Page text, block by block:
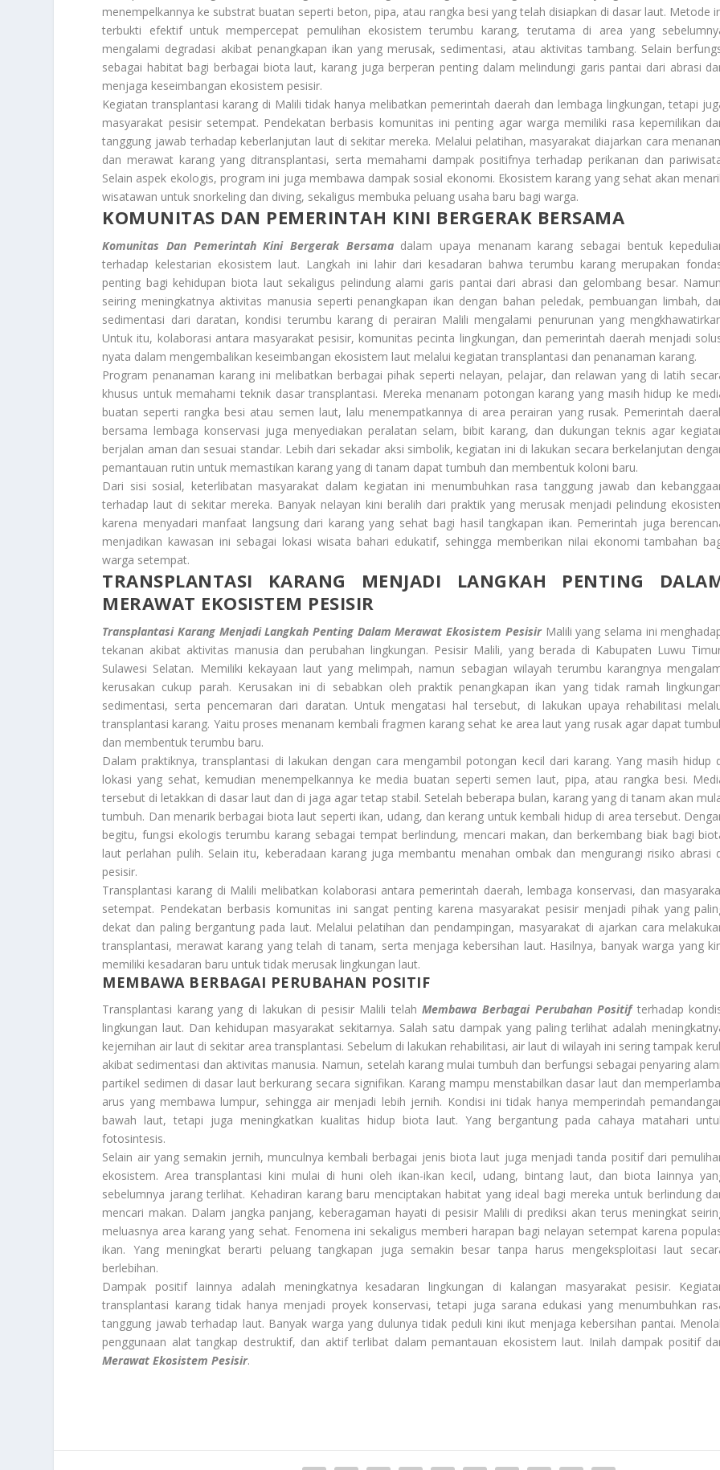
menempelkannya ke substrat buatan seperti beton, pipa, atau rangka besi yang telah disiapkan di dasar laut. Metode
terbukti efektif untuk mempercepat pemulihan ekosistem terumbu karang, terutama di area yang
mengalami degradasi akibat penangkapan ikan yang merusak, sedimentasi, atau aktivitas tambang. Selain
sebagai habitat bagi berbagai biota laut, karang juga berperan penting dalam melindungi garis pantai dari abrasi
menjaga keseimbangan ekosistem pesisir.
Kegiatan transplantasi karang di Malili tidak hanya melibatkan pemerintah daerah dan lembaga lingkungan, tetapi
masyarakat pesisir setempat. Pendekatan berbasis komunitas ini penting agar warga memiliki rasa kepemilikan
tanggung jawab terhadap keberlanjutan laut di sekitar mereka. Melalui pelatihan, masyarakat diajarkan cara
dan merawat karang yang ditransplantasi, serta memahami dampak positifnya terhadap perikanan dan
Selain aspek ekologis, program ini juga membawa dampak sosial ekonomi. Ekosistem karang yang sehat akan
wisatawan untuk snorkeling dan diving, sekaligus membuka peluang usaha baru bagi warga.
KOMUNITAS DAN PEMERINTAH KINI BERGERAK BERSAMA
Komunitas Dan Pemerintah Kini Bergerak Bersamadalam upaya menanam karang sebagai bentuk
terhadap kelestarian ekosistem laut. Langkah ini lahir dari kesadaran bahwa terumbu karang merupakan
penting bagi kehidupan biota laut sekaligus pelindung alami garis pantai dari abrasi dan gelombang besar.
seiring meningkatnya aktivitas manusia seperti penangkapan ikan dengan bahan peledak, pembuangan limbah,
sedimentasi dari daratan, kondisi terumbu karang di perairan Malili mengalami penurunan yang
Untuk itu, kolaborasi antara masyarakat pesisir, komunitas pecinta lingkungan, dan pemerintah daerah menjadi
nyata dalam mengembalikan keseimbangan ekosistem laut melalui kegiatan transplantasi dan penanaman karang.
Program penanaman karang ini melibatkan berbagai pihak seperti nelayan, pelajar, dan relawan yang di latih
khusus untuk memahami teknik dasar transplantasi. Mereka menanam potongan karang yang masih hidup ke
buatan seperti rangka besi atau semen laut, lalu menempatkannya di area perairan yang rusak. Pemerintah
bersama lembaga konservasi juga menyediakan peralatan selam, bibit karang, dan dukungan teknis agar
berjalan aman dan sesuai standar. Lebih dari sekadar aksi simbolik, kegiatan ini di lakukan secara berkelanjutan
pemantauan rutin untuk memastikan karang yang di tanam dapat tumbuh dan membentuk koloni baru.
Dari sisi sosial, keterlibatan masyarakat dalam kegiatan ini menumbuhkan rasa tanggung jawab dan
terhadap laut di sekitar mereka. Banyak nelayan kini beralih dari praktik yang merusak menjadi pelindung
karena menyadari manfaat langsung dari karang yang sehat bagi hasil tangkapan ikan. Pemerintah juga
menjadikan kawasan ini sebagai lokasi wisata bahari edukatif, sehingga memberikan nilai ekonomi tambahan
warga setempat.
TRANSPLANTASI KARANG MENJADI LANGKAH PENTING
MERAWAT EKOSISTEM PESISIR
Transplantasi Karang Menjadi Langkah Penting Dalam Merawat Ekosistem PesisirMalili yang selama ini
tekanan akibat aktivitas manusia dan perubahan lingkungan. Pesisir Malili, yang berada di Kabupaten Luwu
Sulawesi Selatan. Memiliki kekayaan laut yang melimpah, namun sebagian wilayah terumbu karangnya
kerusakan cukup parah. Kerusakan ini di sebabkan oleh praktik penangkapan ikan yang tidak ramah
sedimentasi, serta pencemaran dari daratan. Untuk mengatasi hal tersebut, di lakukan upaya rehabilitasi
transplantasi karang. Yaitu proses menanam kembali fragmen karang sehat ke area laut yang rusak agar dapat
dan membentuk terumbu baru.
Dalam praktiknya, transplantasi di lakukan dengan cara mengambil potongan kecil dari karang. Yang masih hidup
lokasi yang sehat, kemudian menempelkannya ke media buatan seperti semen laut, pipa, atau rangka besi.
tersebut di letakkan di dasar laut dan di jaga agar tetap stabil. Setelah beberapa bulan, karang yang di tanam akan
tumbuh. Dan menarik berbagai biota laut seperti ikan, udang, dan kerang untuk kembali hidup di area tersebut.
begitu, fungsi ekologis terumbu karang sebagai tempat berlindung, mencari makan, dan berkembang biak bagi
laut perlahan pulih. Selain itu, keberadaan karang juga membantu menahan ombak dan mengurangi risiko abrasi
pesisir.
Transplantasi karang di Malili melibatkan kolaborasi antara pemerintah daerah, lembaga konservasi, dan
setempat. Pendekatan berbasis komunitas ini sangat penting karena masyarakat pesisir menjadi pihak yang
dekat dan paling bergantung pada laut. Melalui pelatihan dan pendampingan, masyarakat di ajarkan cara
transplantasi, merawat karang yang telah di tanam, serta menjaga kebersihan laut. Hasilnya, banyak warga yang
memiliki kesadaran baru untuk tidak merusak lingkungan laut.
MEMBAWA BERBAGAI PERUBAHAN POSITIF
Transplantasi karang yang di lakukan di pesisir Malili telahMembawa Berbagai Perubahan Positifterhadap
lingkungan laut. Dan kehidupan masyarakat sekitarnya. Salah satu dampak yang paling terlihat adalah
kejernihan air laut di sekitar area transplantasi. Sebelum di lakukan rehabilitasi, air laut di wilayah ini sering tampak
akibat sedimentasi dan aktivitas manusia. Namun, setelah karang mulai tumbuh dan berfungsi sebagai penyaring
partikel sedimen di dasar laut berkurang secara signifikan. Karang mampu menstabilkan dasar laut dan
arus yang membawa lumpur, sehingga air menjadi lebih jernih. Kondisi ini tidak hanya memperindah
bawah laut, tetapi juga meningkatkan kualitas hidup biota laut. Yang bergantung pada cahaya matahari
fotosintesis.
Selain air yang semakin jernih, munculnya kembali berbagai jenis biota laut juga menjadi tanda positif dari
ekosistem. Area transplantasi kini mulai di huni oleh ikan-ikan kecil, udang, bintang laut, dan biota lainnya
sebelumnya jarang terlihat. Kehadiran karang baru menciptakan habitat yang ideal bagi mereka untuk berlindung
mencari makan. Dalam jangka panjang, keberagaman hayati di pesisir Malili di prediksi akan terus meningkat
meluasnya area karang yang sehat. Fenomena ini sekaligus memberi harapan bagi nelayan setempat karena
ikan. Yang meningkat berarti peluang tangkapan juga semakin besar tanpa harus mengeksploitasi laut
berlebihan.
Dampak positif lainnya adalah meningkatnya kesadaran lingkungan di kalangan masyarakat pesisir.
transplantasi karang tidak hanya menjadi proyek konservasi, tetapi juga sarana edukasi yang menumbuhkan
tanggung jawab terhadap laut. Banyak warga yang dulunya tidak peduli kini ikut menjaga kebersihan pantai.
penggunaan alat tangkap destruktif, dan aktif terlibat dalam pemantauan ekosistem laut. Inilah dampak positif
Merawat Ekosistem Pesisir.